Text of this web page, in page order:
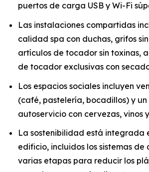
puertos de carga USB y Wi-Fi
Las instalaciones compartidas
calidad spa con duchas, grifos
artículos de tocador sin toxinas,
de tocador exclusivas con
Los espacios sociales incluyen
(café, pastelería, bocadillos) y
autoservicio con cervezas, vinos
La sostenibilidad está integrada
edificio, incluidos los sistemas
varias etapas para reducir los